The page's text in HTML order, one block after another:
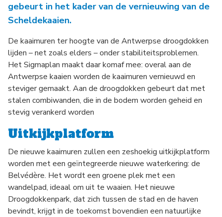
gebeurt in het kader van de vernieuwing van de
Scheldekaaien.
De kaaimuren ter hoogte van de Antwerpse droogdokken
lijden – net zoals elders – onder stabiliteitsproblemen.
Het Sigmaplan maakt daar komaf mee: overal aan de
Antwerpse kaaien worden de kaaimuren vernieuwd en
steviger gemaakt. Aan de droogdokken gebeurt dat met
stalen combiwanden, die in de bodem worden geheid en
stevig verankerd worden
Uitkijkplatform
De nieuwe kaaimuren zullen een zeshoekig uitkijkplatform
worden met een geïntegreerde nieuwe waterkering: de
Belvédère. Het wordt een groene plek met een
wandelpad, ideaal om uit te waaien. Het nieuwe
Droogdokkenpark, dat zich tussen de stad en de haven
bevindt, krijgt in de toekomst bovendien een natuurlijke